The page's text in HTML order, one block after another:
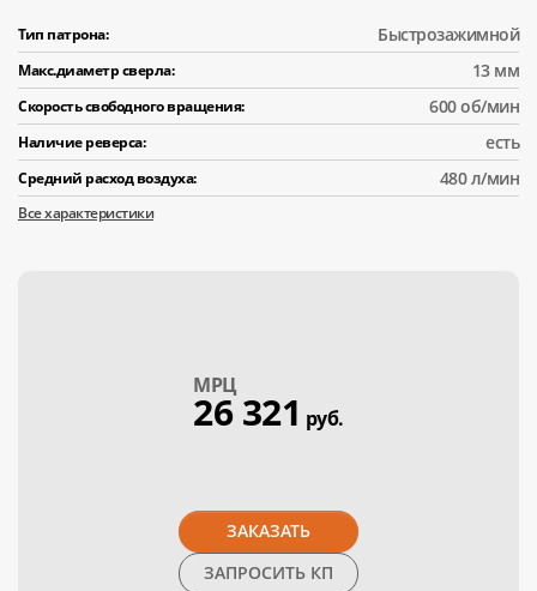
Тип патрона: Быстрозажимной
Макс.диаметр сверла: 13 мм
Скорость свободного вращения: 600 об/мин
Наличие реверса: есть
Средний расход воздуха: 480 л/мин
Все характеристики
МPЦ
26 321 руб.
ЗАКАЗАТЬ
ЗАПРОСИТЬ КП